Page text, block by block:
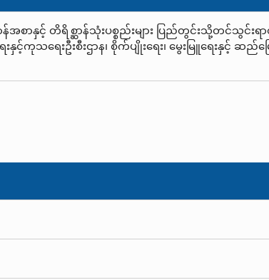
စ္ဆာန်အစာနှင့် တိရိစ္ဆာန်သုံးပစ္စည်းများ ပြည်တွင်းသို့တင်
းနှင့်ကုသရေးဦးစီးဌာန၊ စိုက်ပျိုးရေး၊ မွေးမြူရေးနှင့် ဆည်